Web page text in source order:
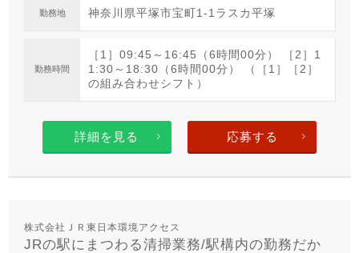
勤務地 神奈川県平塚市宝町1-1ラスカ平塚
勤務時間
［1］09:45～16:45（6時間00分） ［2］1
1:30～18:30（6時間00分） （［1］［2］
の組み合わせシフト）
詳細を見る 応募する
株式会社ＪＲ東日本環境アクセス
JRの駅にまつわる清掃業務/駅構内の勤務だか